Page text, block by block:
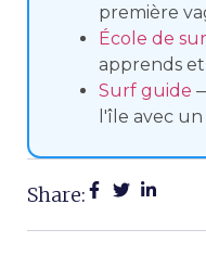
première
École de
apprends
Surf guide
l'île avec
Share: